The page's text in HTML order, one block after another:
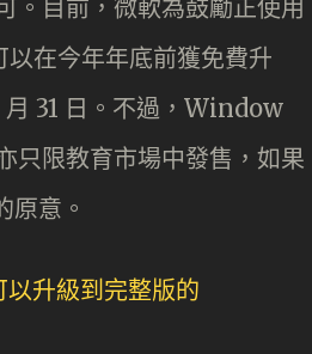
。目前，微軟為鼓勵正使用
在今年年底前獲免費升
月 31 日。不過，Window
只限教育市場中發售，如果
原意。